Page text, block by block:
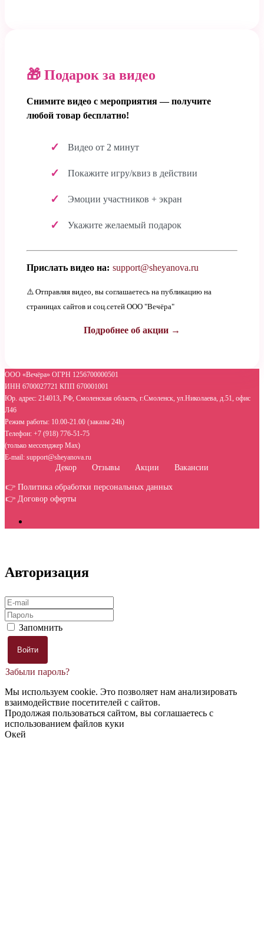
🎁 Подарок за видео
Снимите видео с мероприятия — получите
любой товар бесплатно!
Видео от 2 минут
Покажите игру/квиз в действии
Эмоции участников + экран
Укажите желаемый подарок
Прислать видео на: support@sheyanova.ru
⚠️ Отправляя видео, вы соглашаетесь на публикацию на
страницах сайтов и соц.сетей ООО "Вечёра"
Подробнее об акции →
ООО «Вечёра» ОГРН 1256700000501
ИНН 6700027721 КПП 670001001
Юр. адрес: 214013, РФ, Смоленская область, г.Смоленск, ул.Николаева, д.51, офис
Л46
Режим работы: 10.00-21.00 (заказы 24h)
Телефон: +7 (918) 776-51-75
(только мессенджер Max)
E-mail: support@sheyanova.ru
Декор Отзывы Акции Вакансии
👉 Политика обработки персональных данных
👉 Договор оферты
Авторизация
Запомнить
Забыли пароль?
Мы используем cookie. Это позволяет нам анализировать
взаимодействие посетителей с сайтов.
Продолжая пользоваться сайтом, вы соглашаетесь с
использованием файлов куки
Окей